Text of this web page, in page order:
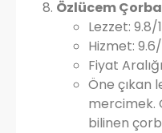
Özlücem
Lezzet: 9.8/
Hizmet: 9.6/
Fiyat
Öne çıkan
mercimek.
bilinen